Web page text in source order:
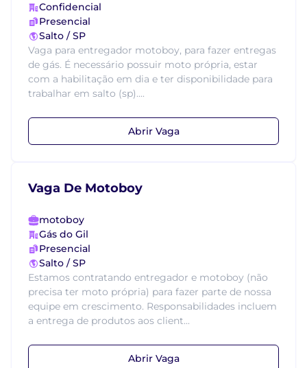
Confidencial
Presencial
Salto / SP
Vaga para entregador motoboy, para fazer entregas
de gás. É necessário possuir moto própria, estar
com a habilitação em dia e ter disponibilidade para
trabalhar em salto (sp)....
Abrir Vaga
Vaga De Motoboy
motoboy
Gás do Gil
Presencial
Salto / SP
Estamos contratando entregador e motoboy (não
precisa ter moto própria) para fazer parte de nossa
equipe em crescimento. Responsabilidades incluem
a entrega de produtos aos client...
Abrir Vaga